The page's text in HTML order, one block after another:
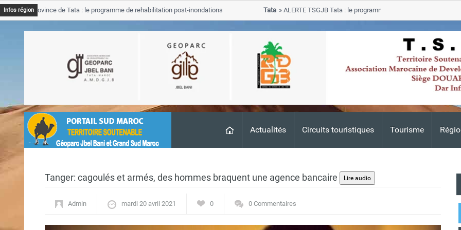
Actualités Circuits touristiques Tourisme
Infos régionProvince de Tata : le programme de rehabilitation post-inondations
ALERTE TSGJB Tata : le programme de rehabilitation post-
progresse dans les zones sinistrees
Tanger: cagoulés et armés, des hommes braquent une agence bancaire
Admin mardi 20 avril 2021 0 0 Commentaires